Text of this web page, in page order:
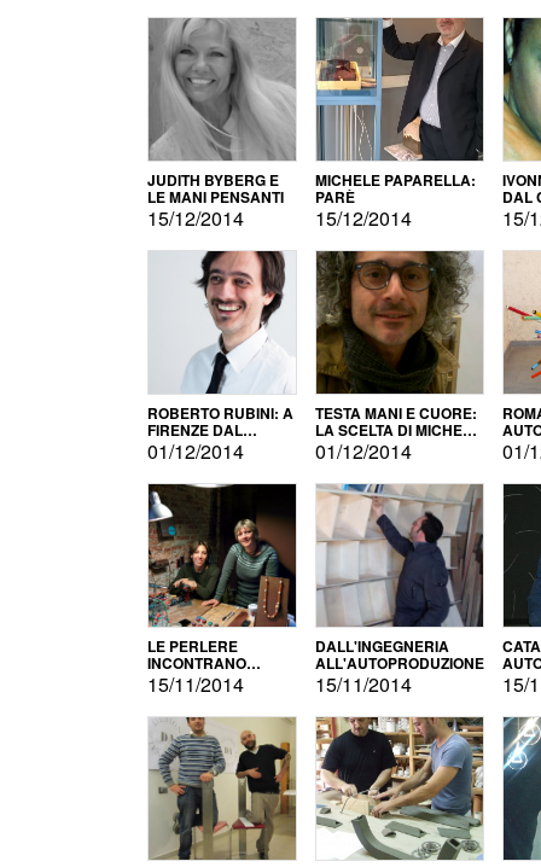
JUDITH BYBERG E
LE MANI PENSANTI
15/12/2014
MICHELE PAPARELLA:
PARÈ
15/12/2014
DAL
15/
ROBERTO RUBINI: A
FIRENZE DAL
PRODOTTO ALLA
PROMOZIONE
01/12/2014
TESTA MANI E CUORE:
LA SCELTA DI MICHELE
BARBERIO
01/12/2014 01/
LE PERLERE
INCONTRANO
L'AUTOPRODUZIONE
15/11/2014
DALL'INGEGNERIA
ALL'AUTOPRODUZIONE
15/11/2014 15/